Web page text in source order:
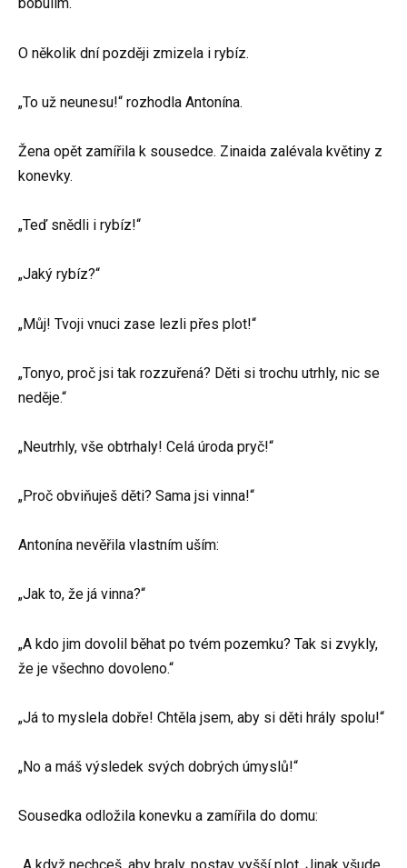
bobulím.
O několik dní později zmizela i rybíz.
„To už neunesu!“ rozhodla Antonína.
Žena opět zamířila k sousedce. Zinaida zalévala květiny z
konevky.
„Teď snědli i rybíz!“
„Jaký rybíz?“
„Můj! Tvoji vnuci zase lezli přes plot!“
„Tonyo, proč jsi tak rozzuřená? Děti si trochu utrhly, nic se
neděje.“
„Neutrhly, vše obtrhaly! Celá úroda pryč!“
„Proč obviňuješ děti? Sama jsi vinna!“
Antonína nevěřila vlastním uším:
„Jak to, že já vinna?“
„A kdo jim dovolil běhat po tvém pozemku? Tak si zvykly,
že je všechno dovoleno.“
„Já to myslela dobře! Chtěla jsem, aby si děti hrály spolu!“
„No a máš výsledek svých dobrých úmyslů!“
Sousedka odložila konevku a zamířila do domu: